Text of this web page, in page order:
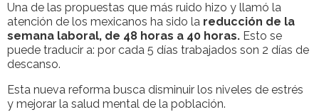
Una de las propuestas que más ruido hizo y llamó la
atención de los mexicanos ha sido la reducción de la
semana laboral, de 48 horas a 40 horas. Esto se
puede traducir a: por cada 5 días trabajados son 2 días de
descanso.
Esta nueva reforma busca disminuir los niveles de estrés
y mejorar la salud mental de la población.